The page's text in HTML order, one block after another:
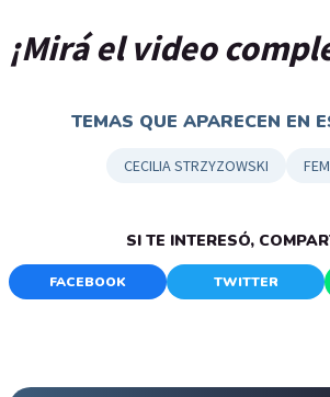
¡Mirá el video
TEMAS QUE APARECEN EN
CECILIA STRZYZOWSKI
SI TE INTERESÓ,
FACEBOOK TWITTER